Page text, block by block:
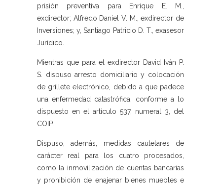
prisión preventiva para Enrique E. M.,
exdirector; Alfredo Daniel V. M., exdirector de
Inversiones; y, Santiago Patricio D. T., exasesor
Jurídico.
Mientras que para el exdirector David Iván P.
S. dispuso arresto domiciliario y colocación
de grillete electrónico, debido a que padece
una enfermedad catastrófica, conforme a lo
dispuesto en el artículo 537, numeral 3, del
COIP.
Dispuso, además, medidas cautelares de
carácter real para los cuatro procesados,
como la inmovilización de cuentas bancarias
y prohibición de enajenar bienes muebles e